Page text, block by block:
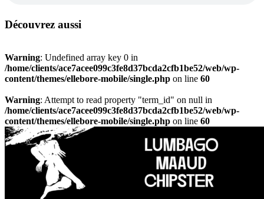
Découvrez aussi
Warning: Undefined array key 0 in
/home/clients/ace7acee099c3fe8d37bcda2cfb1be52/web/wp-
content/themes/ellebore-mobile/single.php on line 60
Warning: Attempt to read property "term_id" on null in
/home/clients/ace7acee099c3fe8d37bcda2cfb1be52/web/wp-
content/themes/ellebore-mobile/single.php on line 60